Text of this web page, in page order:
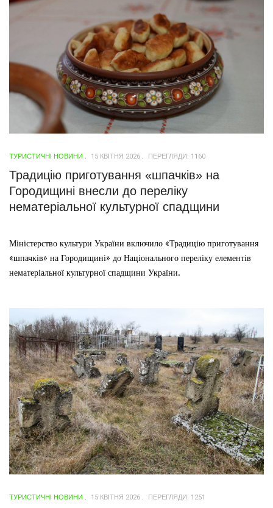
ТУРИСТИЧНІ НОВИНИ 15 КВІТНЯ 2026 ПЕРЕГЛЯДИ: 1160
Традицію приготування «шпачків» на
Городищині внесли до переліку
нематеріальної культурної спадщини
Міністерство культури України включило «Традицію приготування
«шпачків» на Городищині» до Національного переліку елементів
нематеріальної культурної спадщини України.
ТУРИСТИЧНІ НОВИНИ 15 КВІТНЯ 2026 ПЕРЕГЛЯДИ: 1251